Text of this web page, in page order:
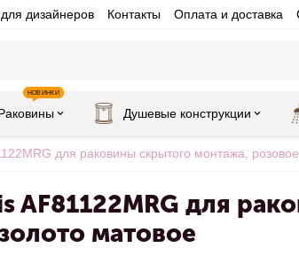
дизайнеров Контакты Оплата и доставка
НОВИНКИ
Душевые конструкции
для раковины скрытого монтажа,
AF81122MRG для
матовое